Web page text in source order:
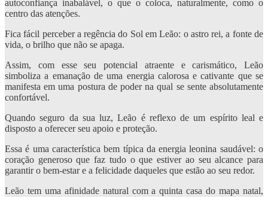
autoconfiança inabalável, o que o coloca, naturalmente, como o
centro das atenções.
Fica fácil perceber a regência do Sol em Leão: o astro rei, a fonte de
vida, o brilho que não se apaga.
Assim, com esse seu potencial atraente e carismático, Leão
simboliza a emanação de uma energia calorosa e cativante que se
manifesta em uma postura de poder na qual se sente absolutamente
confortável.
Quando seguro da sua luz, Leão é reflexo de um espírito leal e
disposto a oferecer seu apoio e proteção.
Essa é uma característica bem típica da energia leonina saudável: o
coração generoso que faz tudo o que estiver ao seu alcance para
garantir o bem-estar e a felicidade daqueles que estão ao seu redor.
Leão tem uma afinidade natural com a quinta casa do mapa natal,